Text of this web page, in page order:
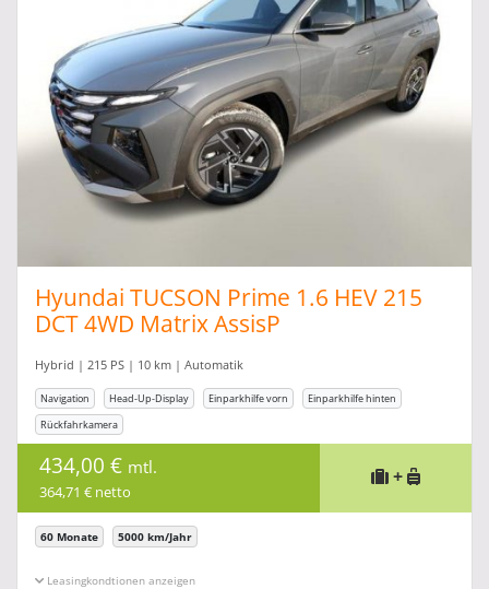
Hyundai TUCSON Prime 1.6 HEV 215
DCT 4WD Matrix AssisP
Hybrid | 215 PS | 10 km | Automatik
Navigation Head-Up-Display Einparkhilfe vorn
Einparkhilfe hinten
Rückfahrkamera
434,00 € mtl.
364,71 € netto
+
60 Monate 5000 km/Jahr
Leasingkonditionen ein-/ausblenden